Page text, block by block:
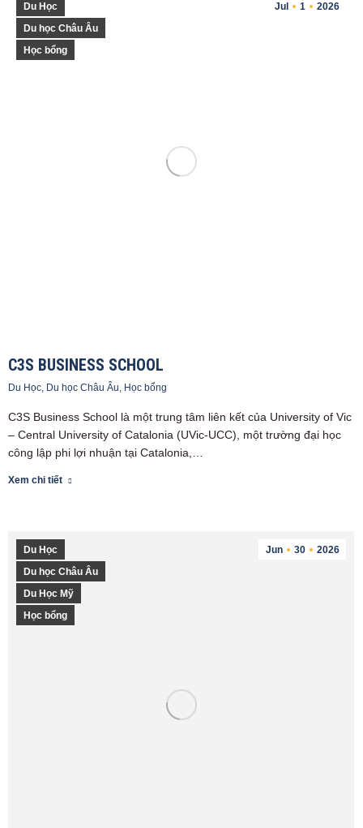
Jul 1 2026
Du Học
Du học Châu Âu
Học bổng
C3S BUSINESS SCHOOL
Du Học, Du học Châu Âu, Học bổng
C3S Business School là một trung tâm liên kết của University of Vic
– Central University of Catalonia (UVic-UCC), một trường đại học
công lập phi lợi nhuận tại Catalonia,…
Xem chi tiết
Jun 30 2026
Du Học
Du học Châu Âu
Du Học Mỹ
Học bổng